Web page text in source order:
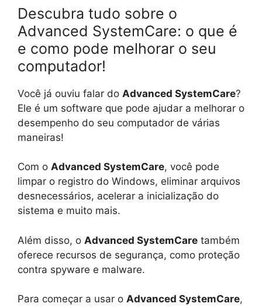
Descubra tudo sobre o
Advanced SystemCare: o que é
e como pode melhorar o seu
computador!
Você já ouviu falar do Advanced SystemCare?
Ele é um software que pode ajudar a melhorar o
desempenho do seu computador de várias
maneiras!
Com o Advanced SystemCare, você pode
limpar o registro do Windows, eliminar arquivos
desnecessários, acelerar a inicialização do
sistema e muito mais.
Além disso, o Advanced SystemCare também
oferece recursos de segurança, como proteção
contra spyware e malware.
Para começar a usar o Advanced SystemCare,